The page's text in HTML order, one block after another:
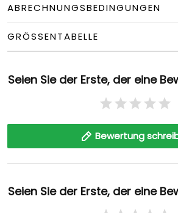
ABRECHNUNGSBEDINGUNGEN
GRÖSSENTABELLE
Seien Sie der Erste, der eine
Bewertung
Seien Sie der Erste, der eine